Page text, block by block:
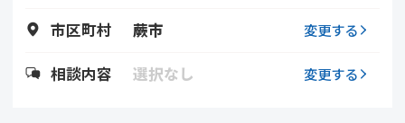
市区町村 蕨市 変更する
相談内容 選択なし 変更する